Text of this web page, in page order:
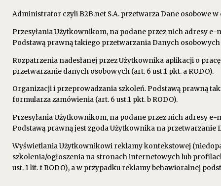
Administrator czyli B2B.net S.A. przetwarza Dane osobowe w
Przesyłania Użytkownikom, na podane przez nich adresy
Podstawą prawną takiego przetwarzania Danych
Rozpatrzenia nadesłanej przez Użytkownika aplikacji o
przetwarzanie danych osobowych (art. 6 ust.1 pkt. a RODO).
Organizacji i przeprowadzania szkoleń. Podstawą prawną
formularza zamówienia (art. 6 ust.1 pkt. b RODO).
Przesyłania Użytkownikom, na podane przez nich adresy
Podstawą prawną jest zgoda Użytkownika na przetwarzanie
Wyświetlania Użytkownikowi reklamy kontekstowej
szkolenia/ogłoszenia na stronach internetowych lub
ust. 1 lit. f RODO), a w przypadku reklamy behawioralnej